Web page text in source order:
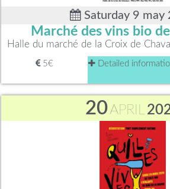
Saturday 9 may
Marché des vins bio
Halle du marché de la Croix de
5€ Detailed
20APRIL